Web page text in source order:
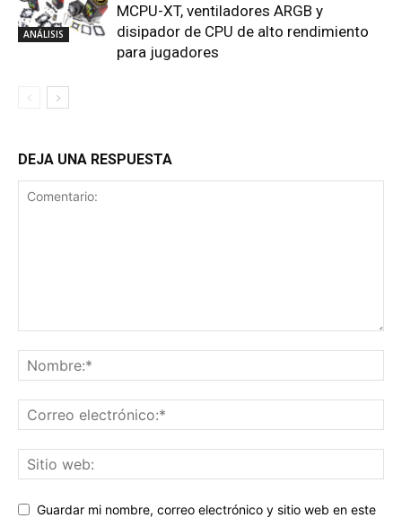
ANÁLISIS
MCPU-XT, ventiladores ARGB y
disipador de CPU de alto rendimiento
para jugadores
DEJA UNA RESPUESTA
Guardar mi nombre, correo electrónico y sitio web en este